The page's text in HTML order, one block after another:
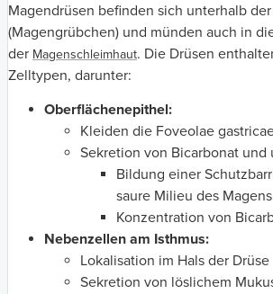
Magendrüsen befinden sich unterhalb
(Magengrübchen) und münden auch in
der Magenschleimhaut. Die Drüsen
Zelltypen, darunter:
Oberflächenepithel:
Kleiden die Foveolae
Sekretion von Bicarbonat und
Bildung einer
saure Milieu des Magens
Konzentration von
Nebenzellen am Isthmus:
Lokalisation im Hals der Drüse
Sekretion von löslichem